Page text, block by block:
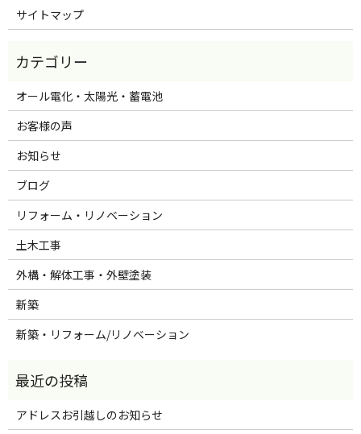
サイトマップ
オール電化・太陽光・蓄電池
お客様の声
お知らせ
ブログ
リフォーム・リノベーション
土木工事
外構・解体工事・外壁塗装
新築
新築・リフォーム/リノベーション
アドレスお引越しのお知らせ